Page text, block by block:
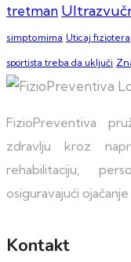
tretman
simptomima Uticaj
sportista treba da uključi
FizioPreventiva
zdravlju kroz
rehabilitaciju,
osiguravajući
Kontakt